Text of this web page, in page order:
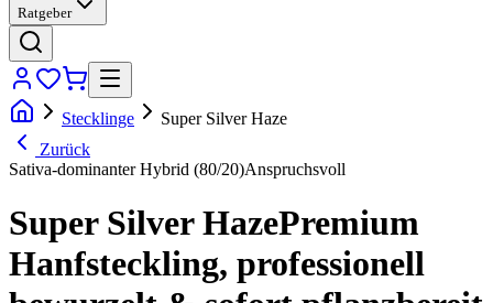
Ratgeber
Stecklinge
Super Silver Haze
Zurück
Sativa-dominanter Hybrid (80/20)Anspruchsvoll
Super Silver HazePremium
Hanfsteckling, professionell